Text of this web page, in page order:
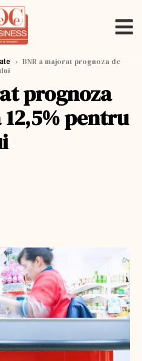
› BNR a majorat prognoza de
prognoza
pentru